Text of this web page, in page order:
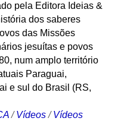
pela Editora Ideias &
dos saberes
das Missões
jesuítas e povos
num amplo território
Paraguai,
e sul do Brasil (RS,
/ Vídeos / Vídeos